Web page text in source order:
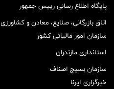
پایگاه اطلاع رسانی رییس جمهور
اتاق بازرگانی، صنایع، معادن و کشاورزی
سازمان امور مالیاتی کشور
استانداری مازندران
سازمان بسیج اصناف
خبرگزاری ایرنا